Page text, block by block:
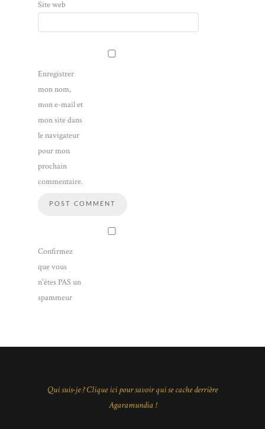
Site web
Enregistrer
mon nom,
mon e-mail et
mon site dans
le navigateur
pour mon
prochain
commentaire.
Confirmez
que vous
n'êtes PAS un
spammeur
Qui suis-je ? Clique ici pour savoir qui se cache derrière
Agaramundia !